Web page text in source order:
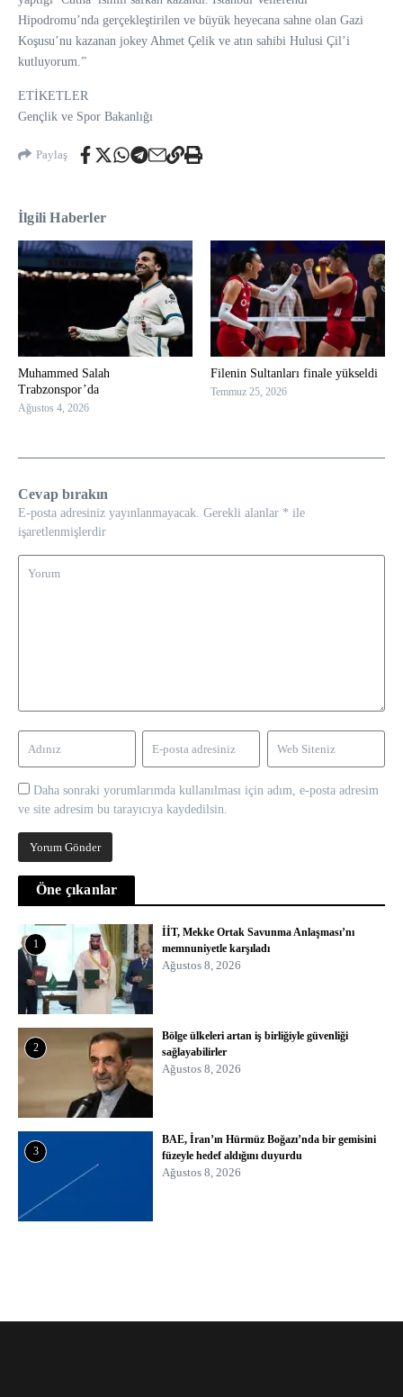
Hipodromu’nda gerçekleştirilen ve büyük heyecana sahne olan Gazi
Koşusu’nu kazanan jokey Ahmet Çelik ve atın sahibi Hulusi Çil’i
kutluyorum.”
ETİKETLER
Gençlik ve Spor Bakanlığı
Paylaş
İlgili Haberler
Muhammed Salah
Trabzonspor’da
Ağustos 4, 2026
Filenin Sultanları finale yükseldi
Temmuz 25, 2026
Cevap bırakın
E-posta adresiniz yayınlanmayacak. Gerekli alanlar * ile
işaretlenmişlerdir
Daha sonraki yorumlarımda kullanılması için adım, e-posta adresim
ve site adresim bu tarayıcıya kaydedilsin.
Öne çıkanlar
1
İİT, Mekke Ortak Savunma Anlaşması’nı
memnuniyetle karşıladı
Ağustos 8, 2026
2
Bölge ülkeleri artan iş birliğiyle güvenliği
sağlayabilirler
Ağustos 8, 2026
3
BAE, İran’ın Hürmüz Boğazı’nda bir gemisini
füzeyle hedef aldığını duyurdu
Ağustos 8, 2026